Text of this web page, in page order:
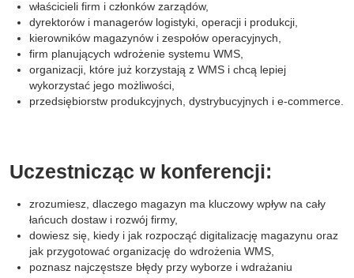
właścicieli firm i członków zarządów,
dyrektorów i managerów logistyki, operacji i produkcji,
kierowników magazynów i zespołów operacyjnych,
firm planujących wdrożenie systemu WMS,
organizacji, które już korzystają z WMS i chcą lepiej
wykorzystać jego możliwości,
przedsiębiorstw produkcyjnych, dystrybucyjnych i e-commerce.
Uczestnicząc w konferencji:
zrozumiesz, dlaczego magazyn ma kluczowy wpływ na cały
łańcuch dostaw i rozwój firmy,
dowiesz się, kiedy i jak rozpocząć digitalizację magazynu oraz
jak przygotować organizację do wdrożenia WMS,
poznasz najczęstsze błędy przy wyborze i wdrażaniu